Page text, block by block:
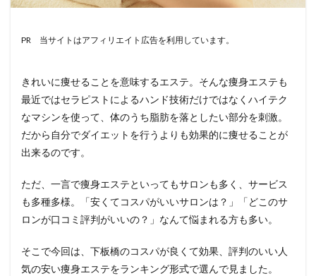
PR 当サイトはアフィリエイト広告を利用しています。
きれいに痩せることを意味するエステ。そんな痩身エステも
最近ではセラピストによるハンド技術だけではなくハイテク
なマシンを使って、体のうち脂肪を落としたい部分を刺激。
だから自分でダイエットを行うよりも効果的に痩せることが
出来るのです。
ただ、一言で痩身エステといってもサロンも多く、サービス
も多種多様。「安くてコスパがいいサロンは？」「どこのサ
ロンが口コミ評判がいいの？」なんて悩まれる方も多い。
そこで今回は、下板橋のコスパが良くて効果、評判のいい人
気の安い痩身エステをランキング形式で選んで見ました。